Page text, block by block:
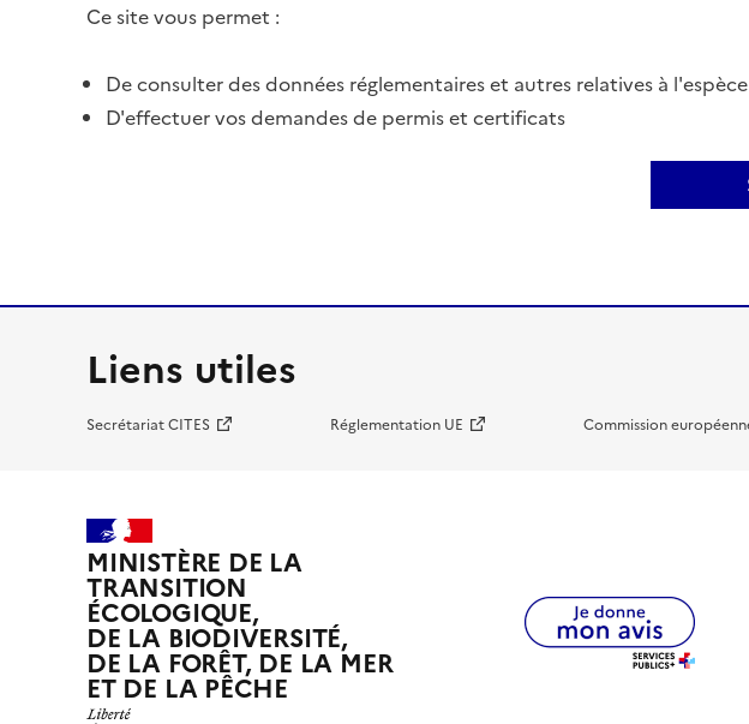
Ce site vous permet :
De consulter des données réglementaires et autres relatives à
D'effectuer vos demandes de permis et certificats
Liens utiles
Secrétariat CITES Réglementation UE Commission
MINISTÈRE DE LA
TRANSITION
ÉCOLOGIQUE,
DE LA BIODIVERSITÉ,
DE LA FORÊT, DE LA MER
ET DE LA PÊCHE